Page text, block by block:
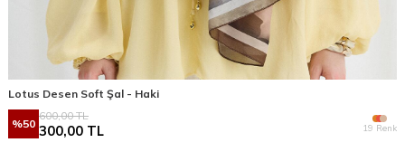
Lotus Desen Soft Şal - Haki
%50
600,00TL
300,00 TL 19 Renk